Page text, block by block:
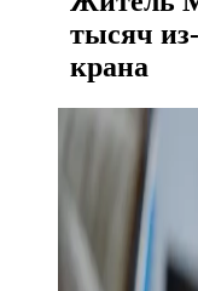
тысяч
крана